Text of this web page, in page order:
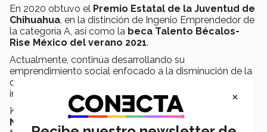
En 2020 obtuvo el Premio Estatal de la Juventud de
Chihuahua , en la distinción de Ingenio Emprendedor de
la categoría A, así como la beca Talento Bécalos-
Rise México del verano 2021.
Actualmente, continúa desarrollando su
emprendimiento social enfocado a la disminución de la
deserción escolar, además de participar en
investigaciones orientadas a la educación.
Keylen estudia medicina y forma parte del
Nova Orión del Parque Tecnológico
×